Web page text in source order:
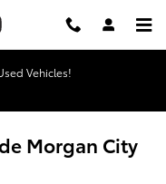
Vehicles!
Morgan City